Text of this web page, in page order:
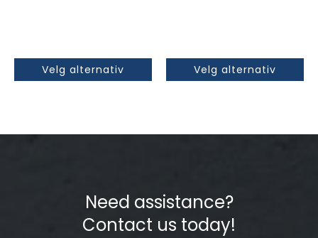
Velg alternativ Velg alternativ
Need assistance?
Contact us today!